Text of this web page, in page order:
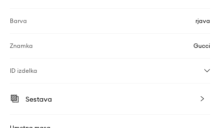
Barva rjava
Znamka Gucci
ID izdelka
Sestava